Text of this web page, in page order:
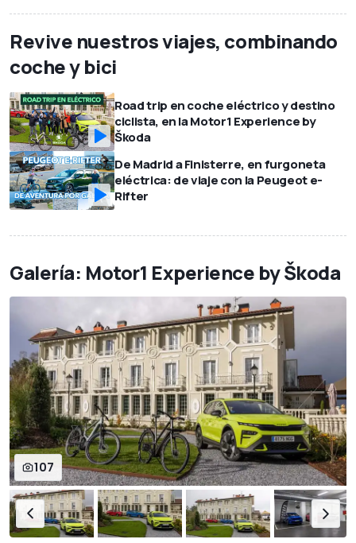
Revive nuestros viajes, combinando
coche y bici
Road trip en coche eléctrico y destino
ciclista, en la Motor1 Experience by
Škoda
De Madrid a Finisterre, en furgoneta
eléctrica: de viaje con la Peugeot e-
Rifter
Galería: Motor1 Experience by Škoda
107